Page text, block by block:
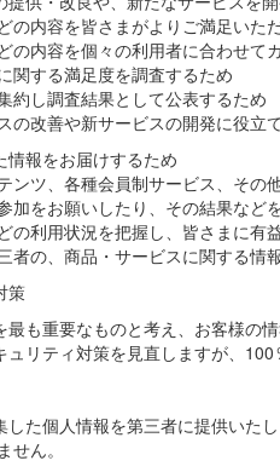
の内容を皆さまがよりご満足いた
の内容を個々の利用者に合わせて
関する満足度を調査するため
約し調査結果として公表するため
の改善や新サービスの開発に役立
報をお届けするため
ンツ、各種会員制サービス、そ
加をお願いしたり、その結果など
の利用状況を把握し、皆さまに
者の、商品・サービスに関する情
策
も重要なものと考え、お客様の
リティ対策を見直しますが、
た個人情報を第三者に提供いた
ん。